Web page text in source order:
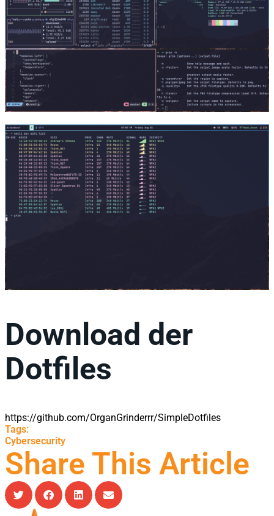
Download der
Dotfiles
https://github.com/OrganGrinderrr/SimpleDotfiles
Tags:
Cybersecurity
Share This Article